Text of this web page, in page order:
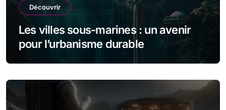
Découvrir
Les villes sous-marines : un avenir
pour l’urbanisme durable